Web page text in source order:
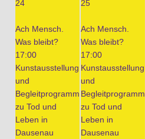
24
Ach Mensch.
Was bleibt?
17:00
Kunstausstellung
und
Begleitprogramm
zu Tod und
Leben in
Dausenau
25
Ach Mensch.
Was bleibt?
17:00
Kunstausstellung
und
Begleitprogramm
zu Tod und
Leben in
Dausenau